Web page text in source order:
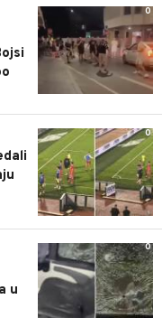
0
0
0
u